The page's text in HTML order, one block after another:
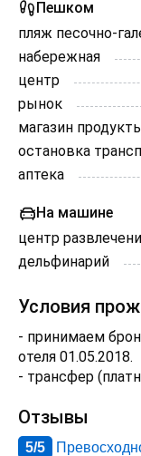
Пешком
пляж песочно-
набережная
центр
рынок
магазин
остановка
аптека
На машине
центр
дельфинарий
Условия
- принимаем
отеля 01.05.2018.
- трансфер
Отзывы
5/5